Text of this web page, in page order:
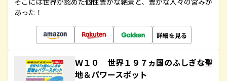
あった！
詳細を見る
Ｗ１０ 世界１９７ヵ国のふしぎな聖
地＆パワースポット